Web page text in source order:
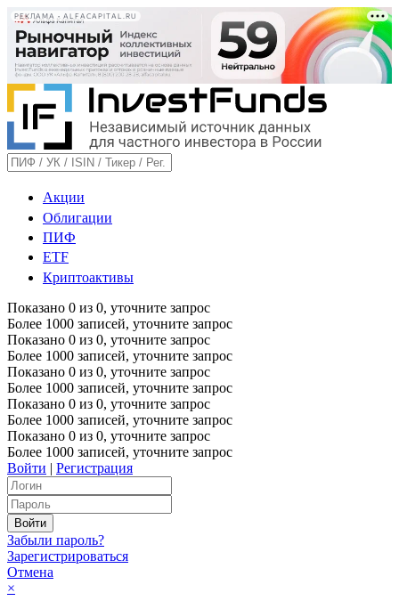
РЕКЛАМА • ALFACAPITAL.RU
Акции
Облигации
ПИФ
ETF
Криптоактивы
Показано 0 из 0, уточните запрос
Более 1000 записей, уточните запрос
Показано 0 из 0, уточните запрос
Более 1000 записей, уточните запрос
Показано 0 из 0, уточните запрос
Более 1000 записей, уточните запрос
Показано 0 из 0, уточните запрос
Более 1000 записей, уточните запрос
Показано 0 из 0, уточните запрос
Более 1000 записей, уточните запрос
Войти | Регистрация
Забыли пароль?
Зарегистрироваться
Отмена
×